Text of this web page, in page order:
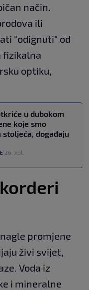
način.
ili
"odignuti" od
fizikalna
optiku,
u dubokom
koje smo
događaju
26. kol.
promjene
živi svijet,
Voda iz
i mineralne